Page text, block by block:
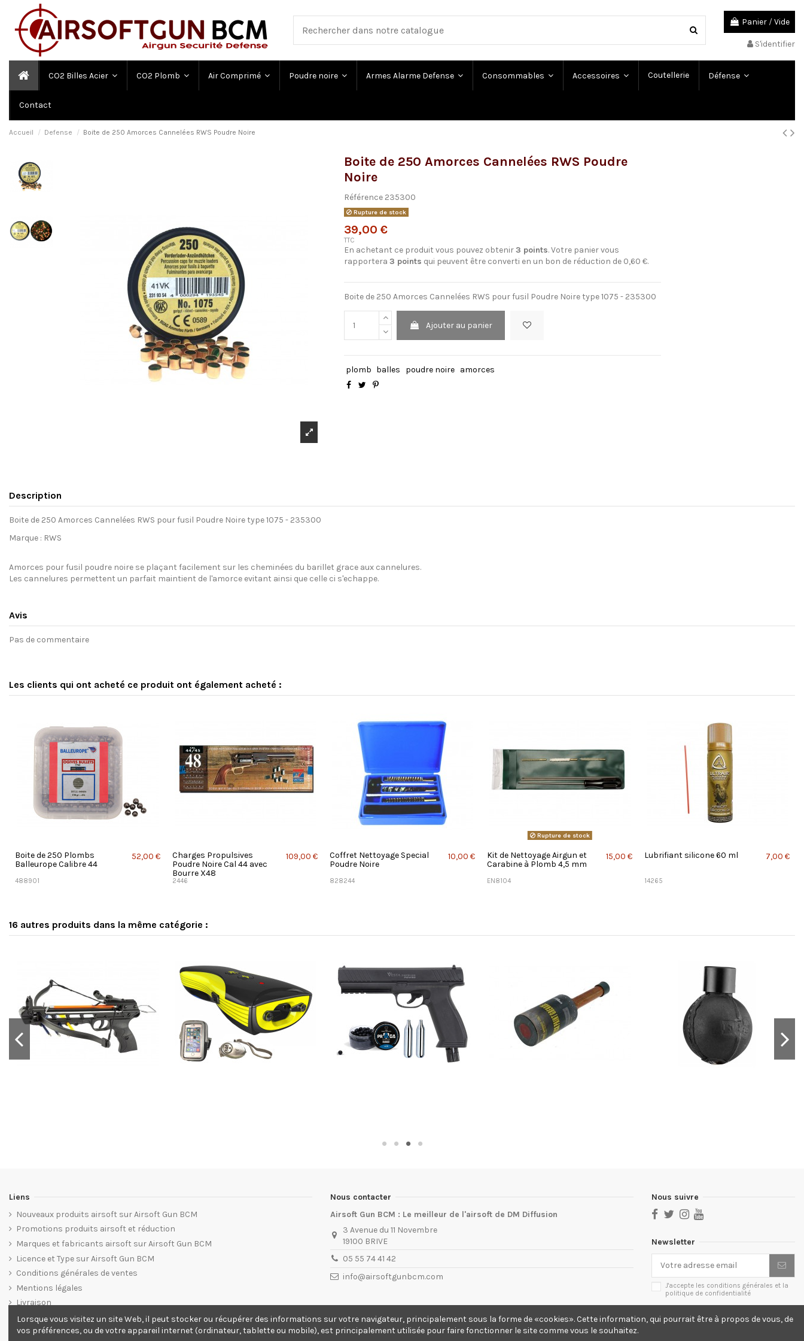
Panier /Vide
S'identifier
CO2 Billes Acier CO2 Plomb Air Comprimé Poudre noire Armes Alarme Defense Consommables Accessoires Coutellerie Défense
Contact
Accueil Defense Boite de 250 Amorces Cannelées RWS Poudre Noire
Boite de 250 Amorces Cannelées RWS Poudre
Noire
Référence 235300
Rupture de stock
39,00 €
TTC
En achetant ce produit vous pouvez obtenir3 points. Votre panier vous
rapportera 3 points qui peuvent être converti en un bon de réduction de 0,60 €.
Boite de 250 Amorces Cannelées RWS pour fusil Poudre Noire type 1075 - 235300
Ajouter au panier
plomb balles poudre noire amorces
Description
Boite de 250 Amorces Cannelées RWS pour fusil Poudre Noire type 1075 - 235300
Marque : RWS
Amorces pour fusil poudre noire se plaçant facilement sur les cheminées du barillet grace aux cannelures.
Les cannelures permettent un parfait maintient de l'amorce evitant ainsi que celle ci s'echappe.
Avis
Pas de commentaire
Les clients qui ont acheté ce produit ont également acheté :
Boite de 250 Plombs
Balleurope Calibre 44
488901
52,00 €
Charges Propulsives
Poudre Noire Cal 44 avec
Bourre X48
2446
109,00 €
Coffret Nettoyage Special
Poudre Noire
828244
10,00 €
Rupture de stock
Kit de Nettoyage Airgun et
Carabine à Plomb 4,5 mm
EN8104
15,00 € Lubrifiant silicone 60 ml
14265
7,00 €
16 autres produits dans la même catégorie :
Liens
Nouveaux produits airsoft sur Airsoft Gun BCM
Promotions produits airsoft et réduction
Marques et fabricants airsoft sur Airsoft Gun BCM
Licence et Type sur Airsoft Gun BCM
Conditions générales de ventes
Mentions légales
Livraison
Plan du site web Airsoft Gun BCM
Nous contacter
Airsoft Gun BCM : Le meilleur de l'airsoft de DM Diffusion
3 Avenue du 11 Novembre
19100 BRIVE
05 55 74 41 42
info@airsoftgunbcm.com
Nous suivre
Newsletter
J'accepte les conditions générales et la
politique de confidentialité
Lorsque vous visitez un site Web, il peut stocker ou récupérer des informations sur votre navigateur, principalement sous la forme de «cookies». Cette information, qui pourrait être à propos de vous, de
vos préférences, ou de votre appareil internet (ordinateur, tablette ou mobile), est principalement utilisée pour faire fonctionner le site comme vous le souhaitez.